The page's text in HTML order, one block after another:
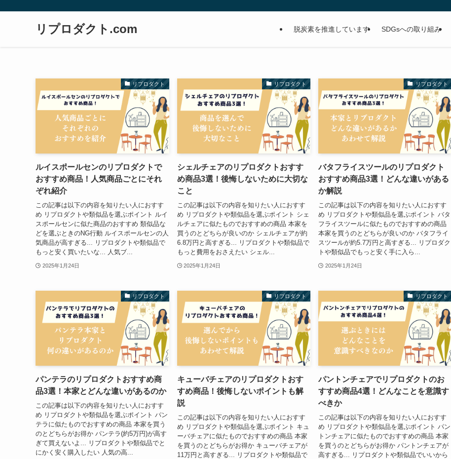
リプロダクト.com 脱炭素を推進しています SDGsへの取り組み
リプロダクト
ルイスポールセンのリプロダクトで
おすすめ商品！人気商品ごとにそれ
ぞれ紹介
この記事は以下の内容を知りたい人におすす
め リプロダクトや類似品を選ぶポイント ルイ
スポールセンに似た商品のおすすめ 類似品な
どを選ぶときのNG行動 ルイスポールセンの人
気商品が高すぎる... リプロダクトや類似品で
もっと安く買いたいな... 人気ブ...
2025年1月24日
リプロダクト
シェルチェアのリプロダクトおすす
め商品3選！後悔しないために大切な
こと
この記事は以下の内容を知りたい人におすす
め リプロダクトや類似品を選ぶポイント シェ
ルチェアに似たものでおすすめの商品 本家を
買うのとどちらが良いのか シェルチェアが約
6.8万円と高すぎる... リプロダクトや類似品で
もっと費用をおさえたい シェル...
2025年1月24日
リプロダクト
バタフライスツールのリプロダクト
おすすめ商品3選！どんな違いがある
か解説
この記事は以下の内容を知りたい人におすす
め リプロダクトや類似品を選ぶポイント バタ
フライスツールに似たものでおすすめの商品
本家を買うのとどちらが良いのか バタフライ
スツールが約5.7万円と高すぎる... リプロダク
トや類似品でもっと安く手に入ら...
2025年1月24日
リプロダクト
パンテラのリプロダクトおすすめ商
品3選！本家とどんな違いがあるのか
この記事は以下の内容を知りたい人におすす
め リプロダクトや類似品を選ぶポイント パン
テラに似たものでおすすめの商品 本家を買う
のとどちらがお得か パンテラ(約5万円)が高す
ぎて買えないよ... リプロダクトや類似品でと
にかく安く購入したい 人気の高...
リプロダクト
キューバチェアのリプロダクトおす
すめ商品！後悔しないポイントも解
説
この記事は以下の内容を知りたい人におすす
め リプロダクトや類似品を選ぶポイント キュ
ーバチェアに似たものでおすすめの商品 本家
を買うのとどちらがお得か キューバチェアが
11万円と高すぎる... リプロダクトや類似品で
リプロダクト
パントンチェアでリプロダクトのお
すすめ商品4選！どんなことを意識す
べきか
この記事は以下の内容を知りたい人におすす
め リプロダクトや類似品を選ぶポイント パン
トンチェアに似たものでおすすめの商品 本家
を買うのとどちらがお得か パントンチェアが
高すぎる... リプロダクトや類似品でいいから